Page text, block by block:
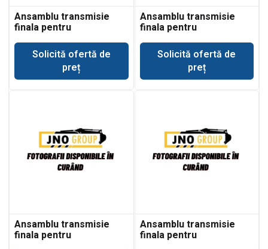
Ansamblu transmisie
finala pentru
WB140-2N
Solicită ofertă de
preț
Ansamblu transmisie
finala pentru
WB140PS-2
Solicită ofertă de
preț
Ansamblu transmisie
finala pentru
Ansamblu transmisie
finala pentru